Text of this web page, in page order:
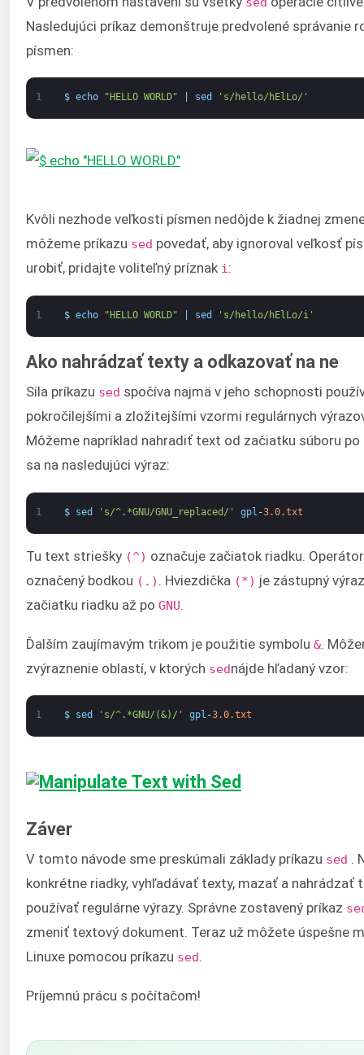
Nasledujúci príkaz demonštruje predvolené správanie
písmen:
1 $ echo "HELLO WORLD" sed 's/hello/hElLo/'
Kvôli nezhode veľkosti písmen nedôjde k žiadnej
môžeme príkazu sed povedať, aby ignoroval veľkosť
urobiť, pridajte voliteľný príznak i:
1 $ echo "HELLO WORLD" sed 's/hello/hElLo/i'
Ako nahrádzať texty a odkazovať na ne
Sila príkazu sed spočíva najmä v jeho schopnosti
pokročilejšími a zložitejšími vzormi regulárnych
Môžeme napríklad nahradiť text od začiatku súboru
sa na nasledujúci výraz:
1 $ sed 's/^.*GNU/GNU_replaced/' gpl -3.0.txt
Tu text striešky (^) označuje začiatok riadku.
označený bodkou (.) . Hviezdička (*) je zástupný
začiatku riadku až po GNU
Ďalším zaujímavým trikom je použitie symbolu & .
zvýraznenie oblastí, v ktorých sednájde hľadaný vzor:
1 $ sed 's/^.*GNU/(&)/' gpl -3.0.txt
Záver
V tomto návode sme preskúmali základy príkazu sed
konkrétne riadky, vyhľadávať texty, mazať a nahrádzať
používať regulárne výrazy. Správne zostavený príkaz
zmeniť textový dokument. Teraz už môžete úspešne
Linuxe pomocou príkazu sed
Príjemnú prácu s počítačom!